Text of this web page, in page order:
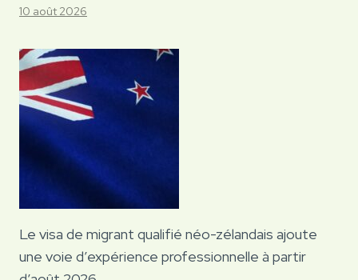
10 août 2026
Le visa de migrant qualifié néo-zélandais ajoute
une voie d’expérience professionnelle à partir